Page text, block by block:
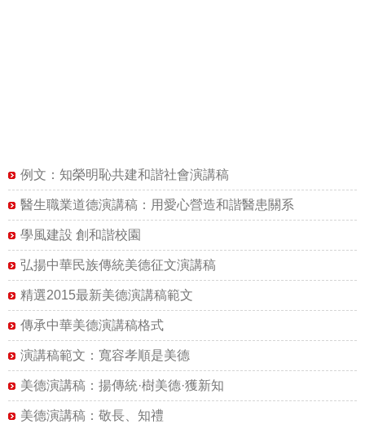
例文：知榮明恥共建和諧社會演講稿
醫生職業道德演講稿：用愛心營造和諧醫患關系
學風建設 創和諧校園
弘揚中華民族傳統美德征文演講稿
精選2015最新美德演講稿範文
傳承中華美德演講稿格式
演講稿範文：寬容孝順是美德
美德演講稿：揚傳統·樹美德·獲新知
美德演講稿：敬長、知禮